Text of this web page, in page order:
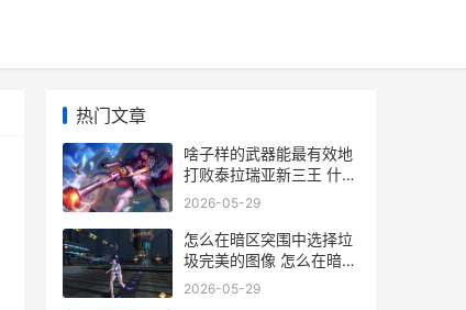
热门文章
啥子样的武器能最有效地
打败泰拉瑞亚新三王 什么
样的武器装备
2026-05-29
怎么在暗区突围中选择垃
圾完美的图像 怎么在暗区
突围里快速赚钱
2026-05-29